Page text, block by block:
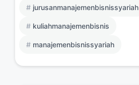
jurusanmanajemenbisnissyariah
kuliahmanajemenbisnis
manajemenbisnissyariah